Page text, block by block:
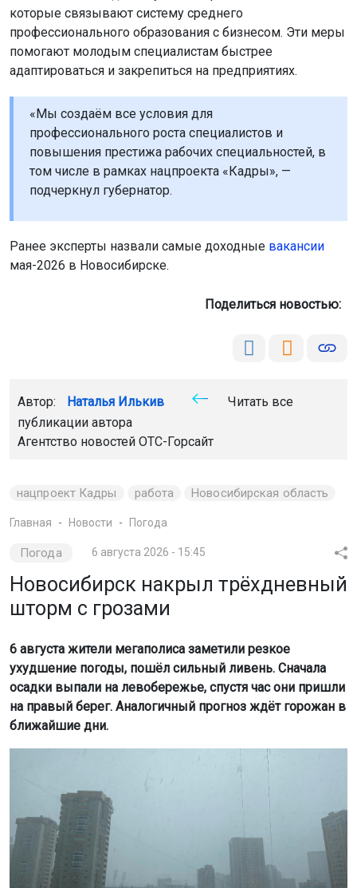
которые связывают систему среднего
профессионального образования с бизнесом. Эти меры
помогают молодым специалистам быстрее
адаптироваться и закрепиться на предприятиях.
«Мы создаём все условия для
профессионального роста специалистов и
повышения престижа рабочих специальностей, в
том числе в рамках нацпроекта «Кадры», —
подчеркнул губернатор.
Ранее эксперты назвали самые доходные вакансии
мая-2026 в Новосибирске.
Поделиться новостью:
Автор: Наталья Илькив
Читать все
публикации автора
Агентство новостей ОТС-Горсайт
нацпроект Кадры работа Новосибирская область
Главная Новости Погода
Погода 6 августа 2026 - 15:45
Новосибирск накрыл трёхдневный
шторм с грозами
6 августа жители мегаполиса заметили резкое
ухудшение погоды, пошёл сильный ливень. Сначала
осадки выпали на левобережье, спустя час они пришли
на правый берег. Аналогичный прогноз ждёт горожан в
ближайшие дни.